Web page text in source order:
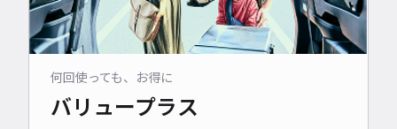
何回使っても、お得に
バリュープラス